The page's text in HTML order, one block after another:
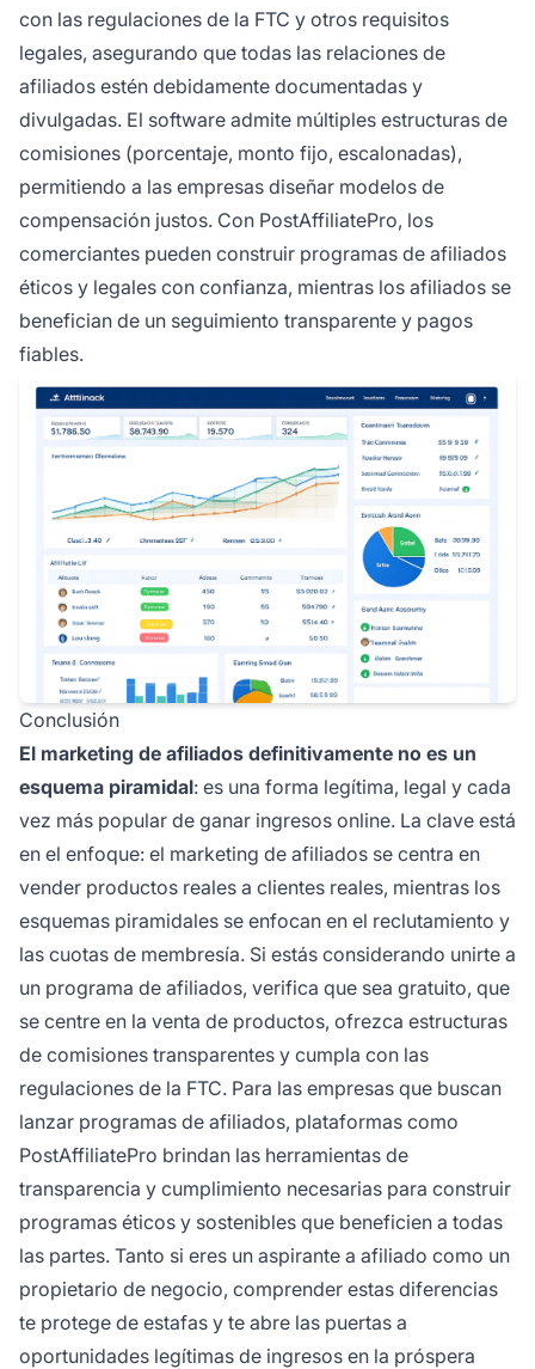
con las regulaciones de la FTC y otros requisitos
legales, asegurando que todas las relaciones de
afiliados estén debidamente documentadas y
divulgadas. El software admite múltiples estructuras de
comisiones (porcentaje, monto fijo, escalonadas),
permitiendo a las empresas diseñar modelos de
compensación justos. Con PostAffiliatePro, los
comerciantes pueden construir programas de afiliados
éticos y legales con confianza, mientras los afiliados se
benefician de un seguimiento transparente y pagos
fiables.
Conclusión
El marketing de afiliados definitivamente no es un
esquema piramidal: es una forma legítima, legal y cada
vez más popular de ganar ingresos online. La clave está
en el enfoque: el marketing de afiliados se centra en
vender productos reales a clientes reales, mientras los
esquemas piramidales se enfocan en el reclutamiento y
las cuotas de membresía. Si estás considerando unirte a
un programa de afiliados, verifica que sea gratuito, que
se centre en la venta de productos, ofrezca estructuras
de comisiones transparentes y cumpla con las
regulaciones de la FTC. Para las empresas que buscan
lanzar programas de afiliados, plataformas como
PostAffiliatePro brindan las herramientas de
transparencia y cumplimiento necesarias para construir
programas éticos y sostenibles que beneficien a todas
las partes. Tanto si eres un aspirante a afiliado como un
propietario de negocio, comprender estas diferencias
te protege de estafas y te abre las puertas a
oportunidades legítimas de ingresos en la próspera